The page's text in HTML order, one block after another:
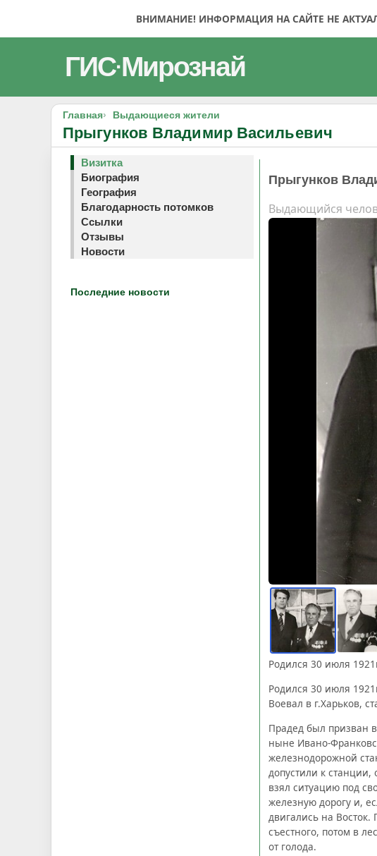
ВНИМАНИЕ! ИНФОРМАЦИЯ НА САЙТЕ НЕ
ГИС·Мирознай
Главная Выдающиеся жители
Прыгунков Владимир Васильевич
Визитка
Биография
География
Благодарность потомков
Ссылки
Отзывы
Новости
Последние новости
Прыгунков
Выдающийся
Родился 30 июля
Родился 30 июля
Воевал в г.Харьков,
Прадед был призван
ныне Ивано-
железнодорожной
допустили к
взял ситуацию под
железную дорогу и,
двигались на Восток.
съестного, потом в
от голода.